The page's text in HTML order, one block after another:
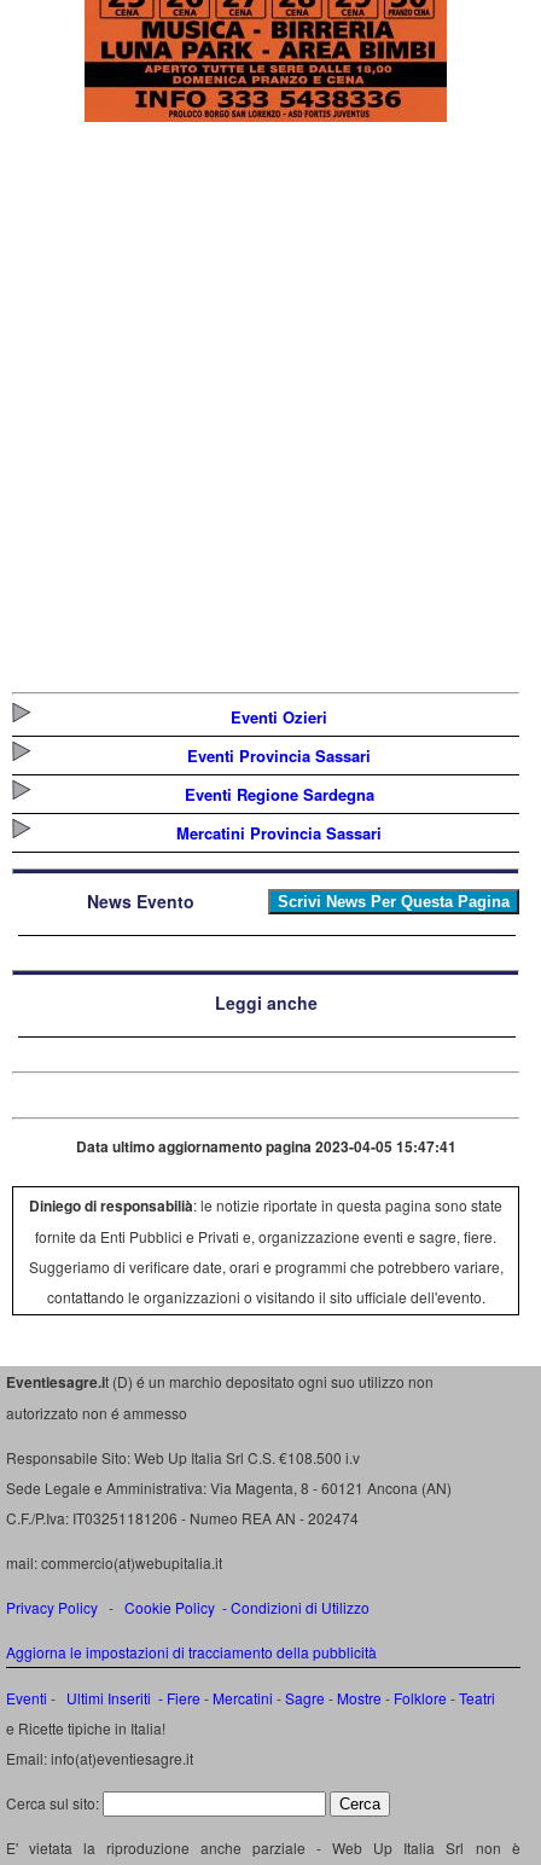
Eventi Ozieri
Eventi Provincia Sassari
Eventi Regione Sardegna
Mercatini Provincia Sassari
News Evento
Leggi anche
Data ultimo aggiornamento pagina 2023-04-05 15:47:41
Diniego di responsabilià: le notizie riportate in questa pagina sono state
fornite da Enti Pubblici e Privati e, organizzazione eventi e sagre, fiere.
Suggeriamo di verificare date, orari e programmi che potrebbero variare,
contattando le organizzazioni o visitando il sito ufficiale dell'evento.
Eventiesagre.it (D) é un marchio depositato ogni suo utilizzo non
autorizzato non é ammesso
Responsabile Sito: Web Up Italia Srl C.S. €108.500 i.v
Sede Legale e Amministrativa: Via Magenta, 8 - 60121 Ancona (AN)
C.F./P.Iva: IT03251181206 - Numeo REA AN - 202474
mail: commercio(at)webupitalia.it
Privacy Policy - Cookie Policy -Condizioni di Utilizzo
Aggiorna le impostazioni di tracciamento della pubblicità
Eventi - Ultimi Inseriti - Fiere - Mercatini -Sagre - Mostre - Folklore -Teatri
e Ricette tipiche in Italia!
Email: info(at)eventiesagre.it
Cerca sul sito:
E' vietata la riproduzione anche parziale - Web Up Italia Srl non è